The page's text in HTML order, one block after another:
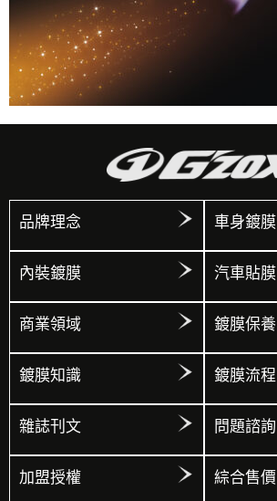
品牌理念 車身鍍膜
內裝鍍膜 汽車貼膜
商業領域 鍍膜保養
鍍膜知識 鍍膜流程
雜誌刊文 問題諮詢
加盟授權 綜合售價